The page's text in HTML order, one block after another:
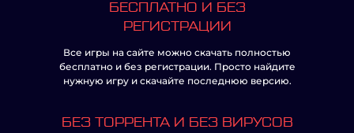
БЕСПЛАТНО И БЕЗ
РЕГИСТРАЦИИ
Все игры на сайте можно скачать полностью
бесплатно и без регистрации. Просто найдите
нужную игру и скачайте последнюю версию.
БЕЗ ТОРРЕНТА И БЕЗ ВИРУСОВ